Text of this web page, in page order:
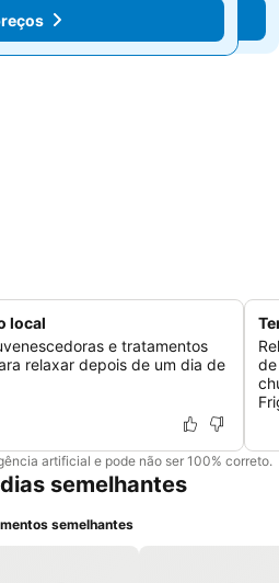
preços
local
e tratamentos
relaxar depois de um dia de
artificial e pode não ser 100% correto.
semelhantes
semelhantes